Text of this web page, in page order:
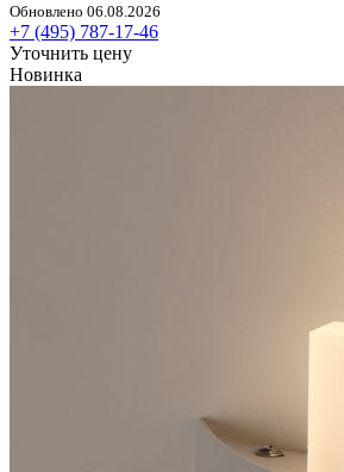
Обновлено 06.08.2026
+7 (495) 787-17-46
Уточнить цену
Новинка